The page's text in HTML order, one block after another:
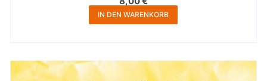
IN DEN WARENKORB